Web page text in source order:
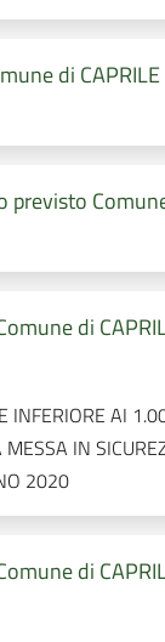
di
di
AI
IN
2020
di